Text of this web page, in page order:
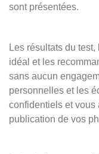
sont présentées.
Les résultats du
idéal et les
sans aucun
personnelles et les
confidentiels et vous
publication de vos